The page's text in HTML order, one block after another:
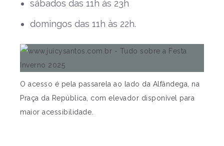
sábados das 11h às 23h
domingos das 11h às 22h.
O acesso é pela passarela ao lado da Alfândega, na
Praça da República, com elevador disponível para
maior acessibilidade.